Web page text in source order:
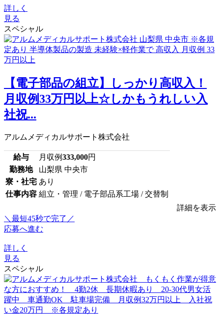
詳しく
見る
スペシャル
【電子部品の組立】しっかり高収入！
月収例33万円以上☆しかもうれしい入
社祝...
アルムメディカルサポート株式会社
給与 月収例333,000円
勤務地
山梨県 中央市
寮・社宅 あり
仕事内容 組立・管理 / 電子部品系工場 / 交替制
詳細を表示
＼最短45秒で完了／
応募へ進む
詳しく
見る
スペシャル